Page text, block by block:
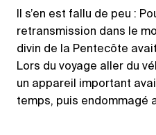
Il s’en est fallu de peu :
retransmission dans le
divin de la Pentecôte
Lors du voyage aller du
un appareil important
temps, puis endommagé